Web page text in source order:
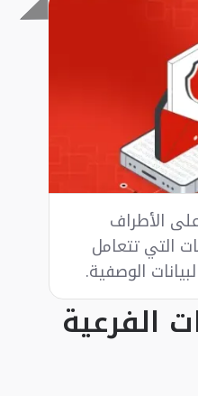
الأطراف
التي تتعامل
الوصفية.
الفرعية